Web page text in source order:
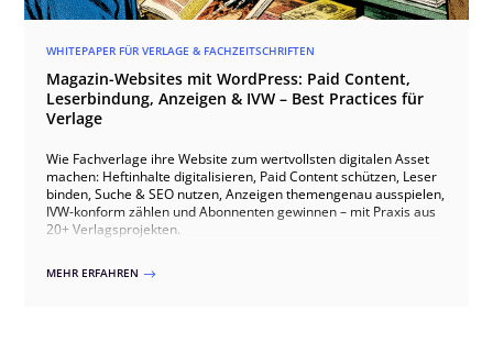
WHITEPAPER FÜR VERLAGE & FACHZEITSCHRIFTEN
Magazin-Websites mit WordPress: Paid Content,
Leserbindung, Anzeigen & IVW – Best Practices für
Verlage
Wie Fachverlage ihre Website zum wertvollsten digitalen Asset
machen: Heftinhalte digitalisieren, Paid Content schützen, Leser
binden, Suche & SEO nutzen, Anzeigen themengenau ausspielen,
IVW-konform zählen und Abonnenten gewinnen – mit Praxis aus
20+ Verlagsprojekten.
MEHR ERFAHREN $